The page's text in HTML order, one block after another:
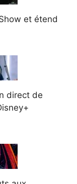
et étend
direct de